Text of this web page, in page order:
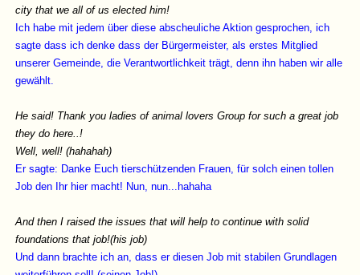
city that we all of us elected him!
Ich habe mit jedem über diese abscheuliche Aktion gesprochen, ich
sagte dass ich denke dass der Bürgermeister, als erstes Mitglied
unserer Gemeinde, die Verantwortlichkeit trägt, denn ihn haben wir alle
gewählt.
He said! Thank you ladies of animal lovers Group for such a great job
they do here..!
Well, well! (hahahah)
Er sagte: Danke Euch tierschützenden Frauen, für solch einen tollen
Job den Ihr hier macht! Nun, nun...hahaha
And then I raised the issues that will help to continue with solid
foundations that job!(his job)
Und dann brachte ich an, dass er diesen Job mit stabilen Grundlagen